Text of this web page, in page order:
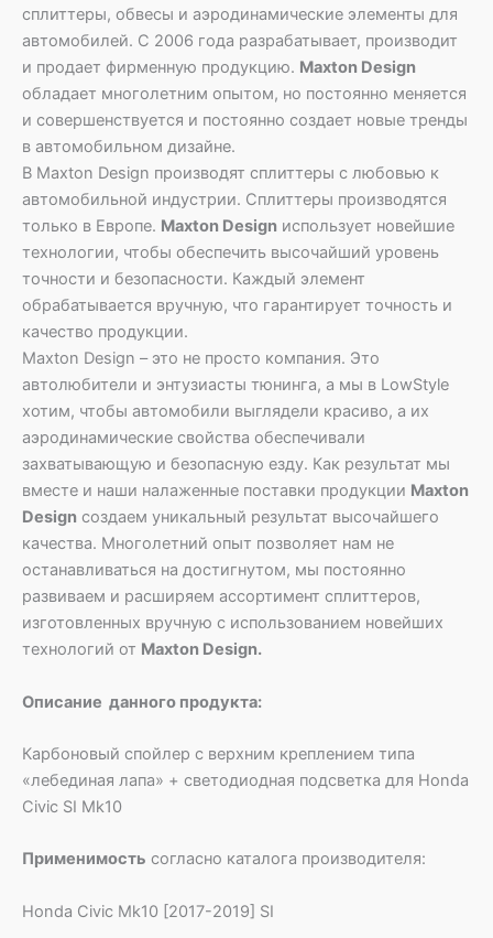
сплиттеры, обвесы и аэродинамические элементы для
автомобилей. С 2006 года разрабатывает, производит
и продает фирменную продукцию. Maxton Design
обладает многолетним опытом, но постоянно меняется
и совершенствуется и постоянно создает новые тренды
в автомобильном дизайне.
В Maxton Design производят сплиттеры с любовью к
автомобильной индустрии. Сплиттеры производятся
только в Европе. Maxton Design использует новейшие
технологии, чтобы обеспечить высочайший уровень
точности и безопасности. Каждый элемент
обрабатывается вручную, что гарантирует точность и
качество продукции.
Maxton Design – это не просто компания. Это
автолюбители и энтузиасты тюнинга, а мы в LowStyle
хотим, чтобы автомобили выглядели красиво, а их
аэродинамические свойства обеспечивали
захватывающую и безопасную езду. Как результат мы
вместе и наши налаженные поставки продукции Maxton
Design создаем уникальный результат высочайшего
качества. Многолетний опыт позволяет нам не
останавливаться на достигнутом, мы постоянно
развиваем и расширяем ассортимент сплиттеров,
изготовленных вручную с использованием новейших
технологий от Maxton Design.
Описание данного продукта:
Карбоновый спойлер с верхним креплением типа
«лебединая лапа» + светодиодная подсветка для Honda
Civic SI Mk10
Применимость согласно каталога производителя:
Honda Civic Mk10 [2017-2019] SI